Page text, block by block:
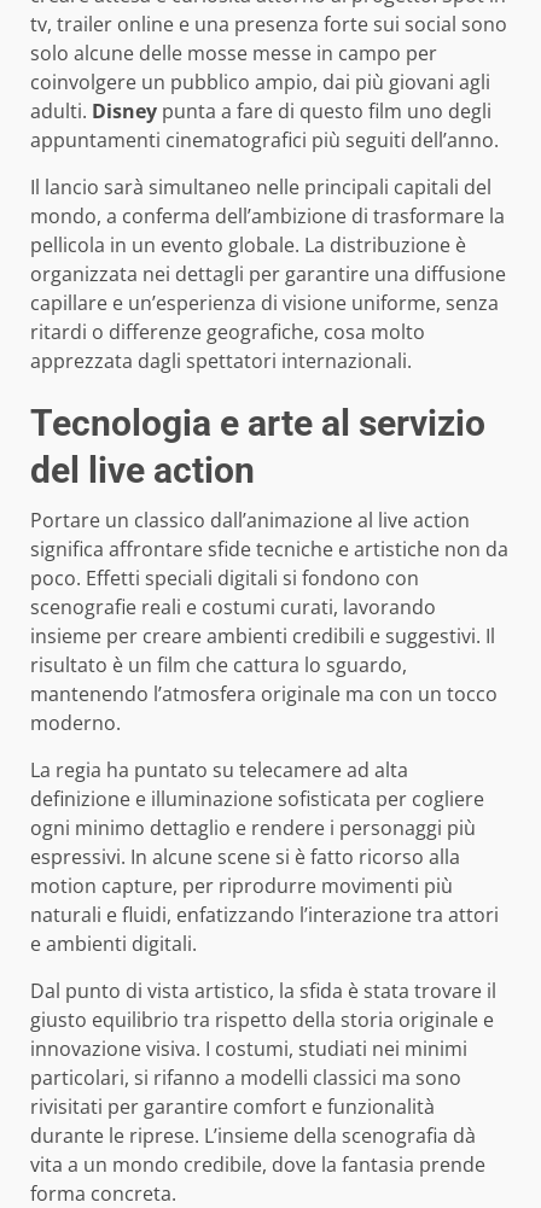
tv, trailer online e una presenza forte sui social sono
solo alcune delle mosse messe in campo per
coinvolgere un pubblico ampio, dai più giovani agli
adulti. Disney punta a fare di questo film uno degli
appuntamenti cinematografici più seguiti dell’anno.
Il lancio sarà simultaneo nelle principali capitali del
mondo, a conferma dell’ambizione di trasformare la
pellicola in un evento globale. La distribuzione è
organizzata nei dettagli per garantire una diffusione
capillare e un’esperienza di visione uniforme, senza
ritardi o differenze geografiche, cosa molto
apprezzata dagli spettatori internazionali.
Tecnologia e arte al servizio
del live action
Portare un classico dall’animazione al live action
significa affrontare sfide tecniche e artistiche non da
poco. Effetti speciali digitali si fondono con
scenografie reali e costumi curati, lavorando
insieme per creare ambienti credibili e suggestivi. Il
risultato è un film che cattura lo sguardo,
mantenendo l’atmosfera originale ma con un tocco
moderno.
La regia ha puntato su telecamere ad alta
definizione e illuminazione sofisticata per cogliere
ogni minimo dettaglio e rendere i personaggi più
espressivi. In alcune scene si è fatto ricorso alla
motion capture, per riprodurre movimenti più
naturali e fluidi, enfatizzando l’interazione tra attori
e ambienti digitali.
Dal punto di vista artistico, la sfida è stata trovare il
giusto equilibrio tra rispetto della storia originale e
innovazione visiva. I costumi, studiati nei minimi
particolari, si rifanno a modelli classici ma sono
rivisitati per garantire comfort e funzionalità
durante le riprese. L’insieme della scenografia dà
vita a un mondo credibile, dove la fantasia prende
forma concreta.